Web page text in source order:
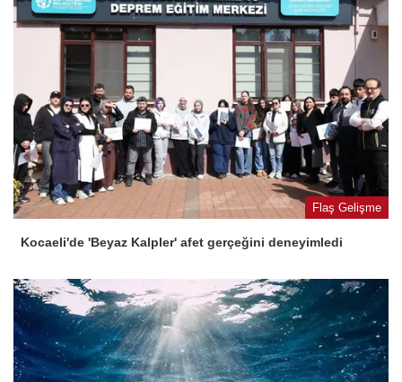
Flaş Gelişme
Kocaeli'de 'Beyaz Kalpler' afet gerçeğini deneyimledi